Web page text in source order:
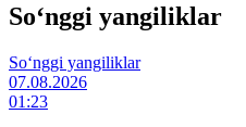
So‘nggi yangiliklar
So‘nggi yangiliklar
07.08.2026
01:23